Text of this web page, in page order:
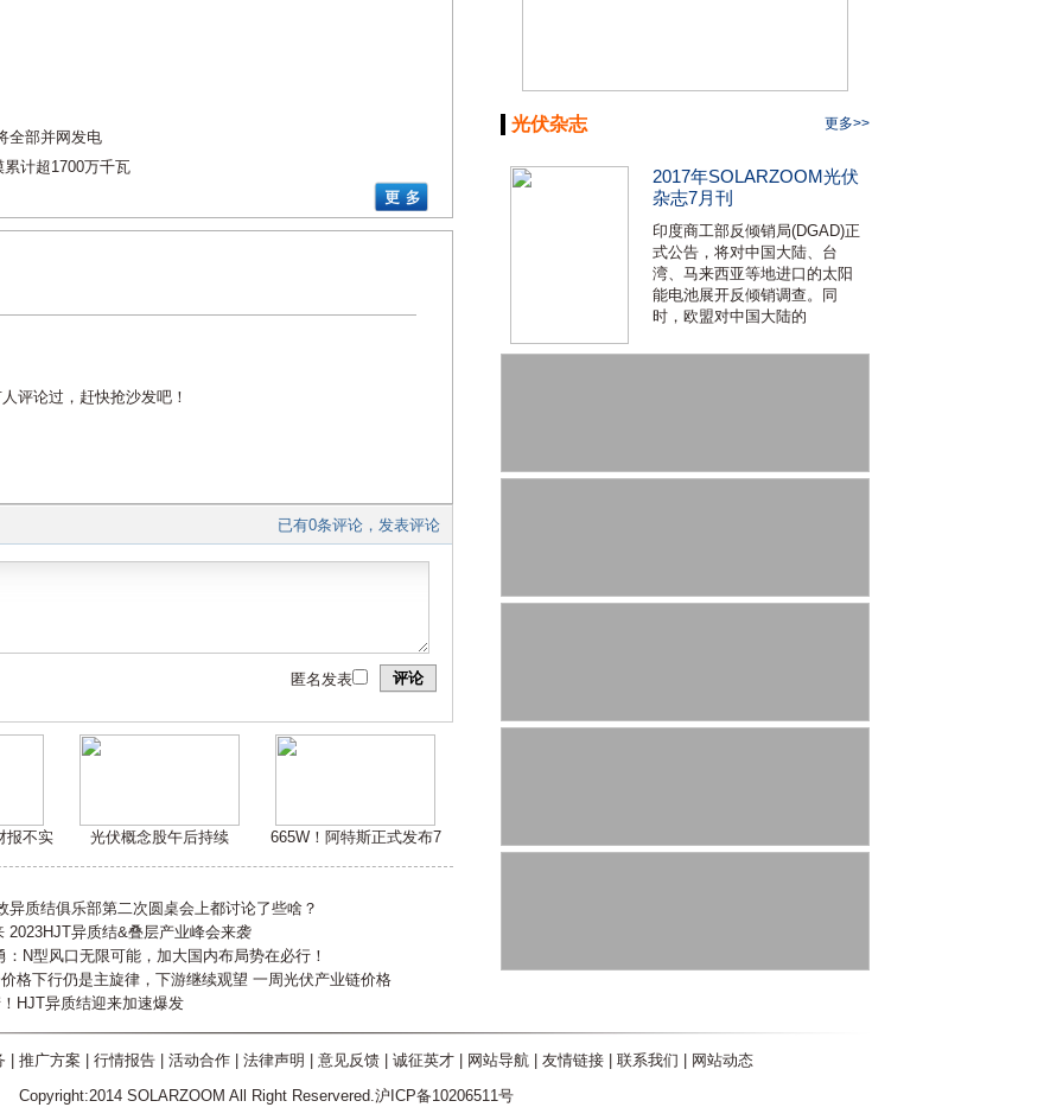
全部并网发电
计超1700万千瓦
评论过，赶快抢沙发吧！
已有0条评论，发表评论
评论
匿名发表
报不实 光伏概念股午后持续 665W！阿特斯正式发布7
异质结俱乐部第二次圆桌会上都讨论了些啥？
2023HJT异质结&叠层产业峰会来袭
N型风口无限可能，加大国内布局势在必行！
格下行仍是主旋律，下游继续观望 一周光伏产业链价格
HJT异质结迎来加速爆发
光伏杂志 更多>>
2017年SOLARZOOM光伏
杂志7月刊
印度商工部反倾销局(DGAD)正
式公告，将对中国大陆、台
湾、马来西亚等地进口的太阳
能电池展开反倾销调查。同
时，欧盟对中国大陆的
| 推广方案 | 行情报告| 活动合作| 法律声明 | 意见反馈| 诚征英才| 网站导航 | 友情链接| 联系我们 | 网站动态
Copyright:2014 SOLARZOOM All Right Reservered.沪ICP备10206511号